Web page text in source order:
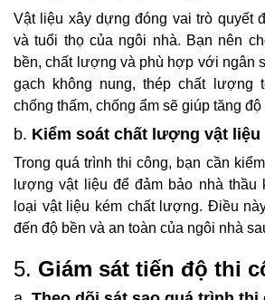
Vật liệu xây dựng đóng vai trò quyết
và tuổi thọ của ngôi nhà. Bạn nên
bền, chất lượng và phù hợp với ngân
gạch không nung, thép chất lượng
chống thấm, chống ẩm sẽ giúp tăng
b. Kiểm soát chất lượng vật liệu
Trong quá trình thi công, bạn cần
lượng vật liệu để đảm bảo nhà thầu
loại vật liệu kém chất lượng. Điều
đến độ bền và an toàn của ngôi nhà
5. Giám sát tiến độ thi